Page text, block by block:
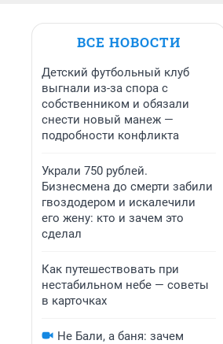
ВСЕ НОВОСТИ
Детский футбольный клуб
выгнали из-за спора с
собственником и обязали
снести новый манеж —
подробности конфликта
Украли 750 рублей.
Бизнесмена до смерти забили
гвоздодером и искалечили
его жену: кто и зачем это
сделал
Как путешествовать при
нестабильном небе — советы
в карточках
Не Бали, а баня: зачем